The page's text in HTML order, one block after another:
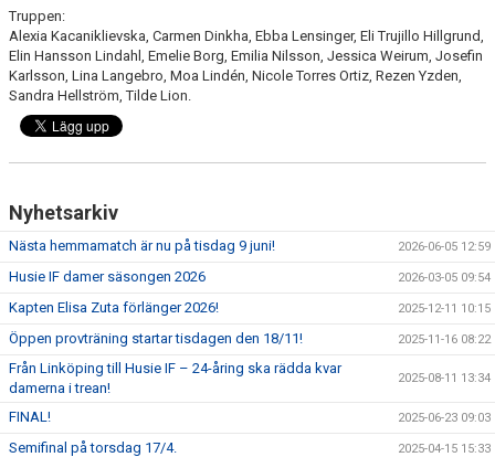
Truppen:
Alexia Kacaniklievska, Carmen Dinkha, Ebba Lensinger, Eli Trujillo Hillgrund,
Elin Hansson Lindahl, Emelie Borg, Emilia Nilsson, Jessica Weirum, Josefin
Karlsson, Lina Langebro, Moa Lindén, Nicole Torres Ortiz, Rezen Yzden,
Sandra Hellström, Tilde Lion.
Nyhetsarkiv
Nästa hemmamatch är nu på tisdag 9 juni! 2026-06-05 12:59
Husie IF damer säsongen 2026 2026-03-05 09:54
Kapten Elisa Zuta förlänger 2026! 2025-12-11 10:15
Öppen provträning startar tisdagen den 18/11! 2025-11-16 08:22
Från Linköping till Husie IF – 24-åring ska rädda kvar
damerna i trean!
2025-08-11 13:34
FINAL! 2025-06-23 09:03
Semifinal på torsdag 17/4. 2025-04-15 15:33